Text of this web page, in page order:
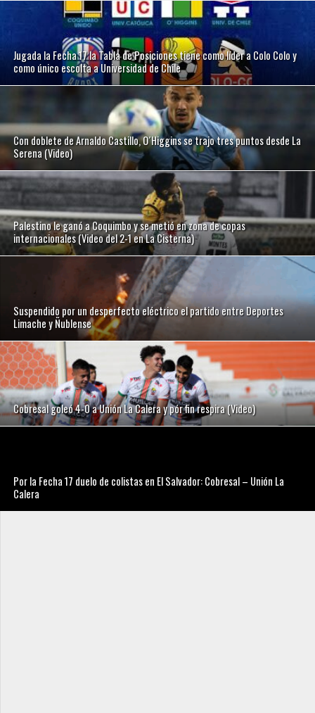
Jugada la Fecha 17 la Tabla de Posiciones tiene como líder a Colo Colo y
como único escolta a Universidad de Chile
Con doblete de Arnaldo Castillo, O´Higgins se trajo tres puntos desde La
Serena (Video)
Palestino le ganó a Coquimbo y se metió en zona de copas
internacionales (Video del 2-1 en La Cisterna)
Suspendido por un desperfecto eléctrico el partido entre Deportes
Limache y Ñublense
Cobresal goleó 4-0 a Unión La Calera y pór fin respira (Video)
Por la Fecha 17 duelo de colistas en El Salvador: Cobresal – Unión La
Calera